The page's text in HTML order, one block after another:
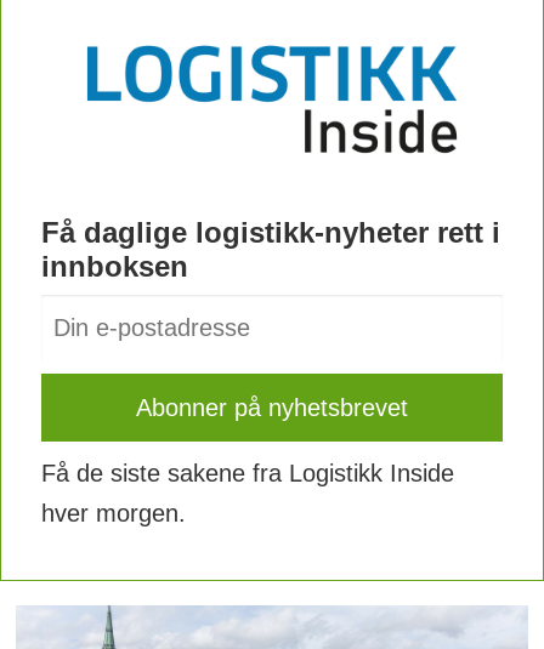
Få daglige logistikk-nyheter rett i
innboksen
Få de siste sakene fra Logistikk Inside
hver morgen.